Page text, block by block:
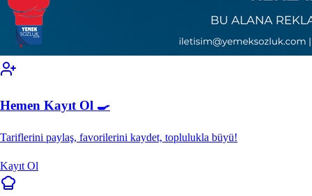
Hemen Kayıt Ol 🍳
Tariflerini paylaş, favorilerini kaydet, toplulukla büyü!
Kayıt Ol